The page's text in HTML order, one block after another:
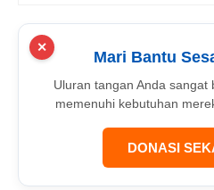
✕
Mari Bantu
Uluran tangan Anda
memenuhi kebutuhan
DONASI